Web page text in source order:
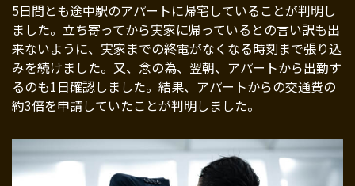
5日間とも途中駅のアパートに帰宅していることが判明し
ました。立ち寄ってから実家に帰っているとの言い訳も出
来ないように、実家までの終電がなくなる時刻まで張り込
みを続けました。又、念の為、翌朝、アパートから出勤す
るのも1日確認しました。結果、アパートからの交通費の
約3倍を申請していたことが判明しました。